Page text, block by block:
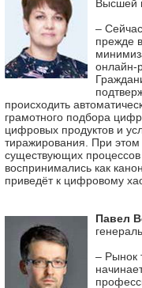
Высшей
–
прежде
онлайн-
происходить
грамотного подбора
цифровых продуктов и
тиражирования. При
существующих
воспринимались как
приведёт к цифровому
Павел
– Рынок